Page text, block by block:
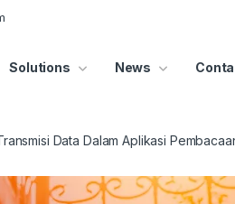
Solutions News
Data Dalam Aplikasi